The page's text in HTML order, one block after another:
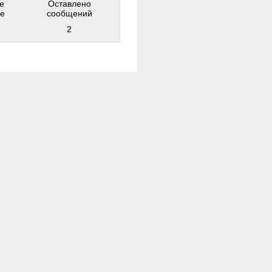
Оставлено
сообщений
2